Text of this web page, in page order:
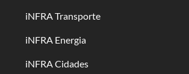
iNFRA Transporte
iNFRA Energia
iNFRA Cidades